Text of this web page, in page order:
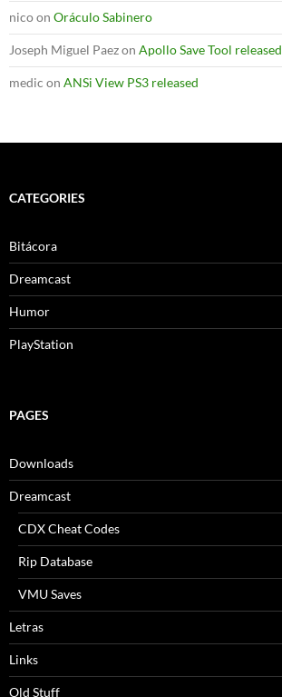
nicoon Oráculo Sabinero
Joseph Miguel Paezon Apollo Save Tool released
medic on ANSi View PS3 released
CATEGORIES
Bitácora
Dreamcast
Humor
PlayStation
PAGES
Downloads
Dreamcast
CDX Cheat Codes
Rip Database
VMU Saves
Letras
Links
Old Stuff